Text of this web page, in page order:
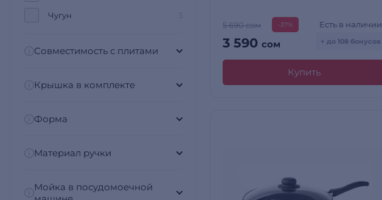
Чугун
Совместимость с плитами
Крышка в комплекте
Форма
Материал ручки
Мойка в посудомоечной
5 690 сом -37%
3 590 сом
Есть в наличии
+ до 108 бонусов
Купить